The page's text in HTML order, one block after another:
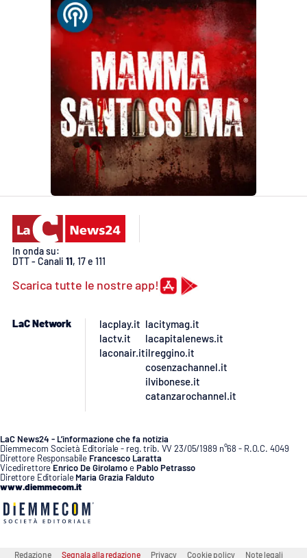
In onda su:
DTT - Canali 11, 17 e 111
Scarica tutte le nostre app!
LaC Network
lacplay.it
lactv.it
laconair.it
lacitymag.it
lacapitalenews.it
ilreggino.it
cosenzachannel.it
ilvibonese.it
catanzarochannel.it
LaC News24 - L’informazione che fa notizia
Diemmecom Società Editoriale - reg. trib. VV 23/05/1989 n°68 - R.O.C. 4049
Direttore Responsabile Francesco Laratta
Vicedirettore Enrico De GirolamoePablo Petrasso
Direttore Editoriale Maria Grazia Falduto
www.diemmecom.it
Redazione Segnala alla redazione Privacy Cookie policy Note legali